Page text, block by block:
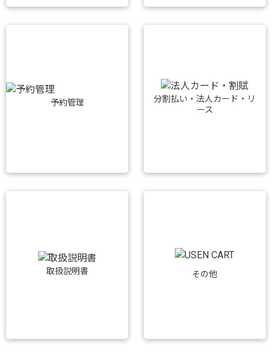
予約管理
分割払い・法人カード・リ
ース
取扱説明書 その他